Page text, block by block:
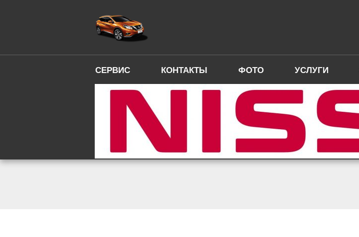
СЕРВИС КОНТАКТЫ ФОТО УСЛУГИ